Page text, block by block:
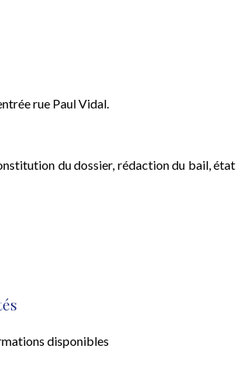
rue Paul Vidal.
du dossier, rédaction du bail, état
disponibles